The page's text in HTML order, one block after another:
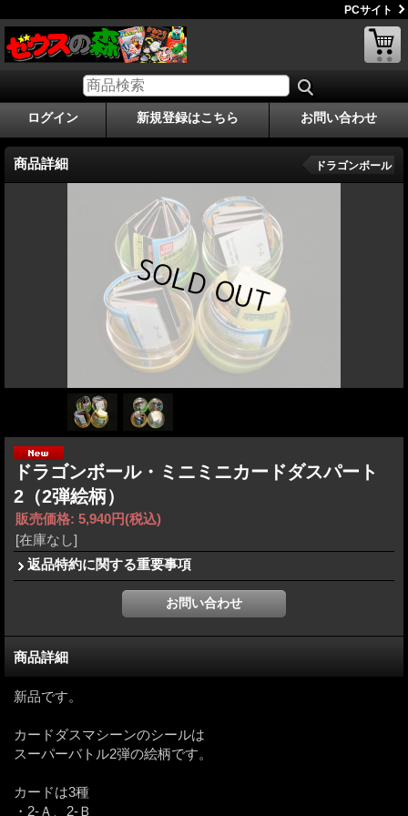
PCサイト
ログイン 新規登録はこちら お問い合わせ
商品詳細 ドラゴンボール
ドラゴンボール・ミニミニカードダスパート
2（2弾絵柄）
販売価格: 5,940円(税込)
[在庫なし]
返品特約に関する重要事項
商品詳細
新品です。
カードダスマシーンのシールは
スーパーバトル2弾の絵柄です。
カードは3種
・2-Ａ、2-Ｂ